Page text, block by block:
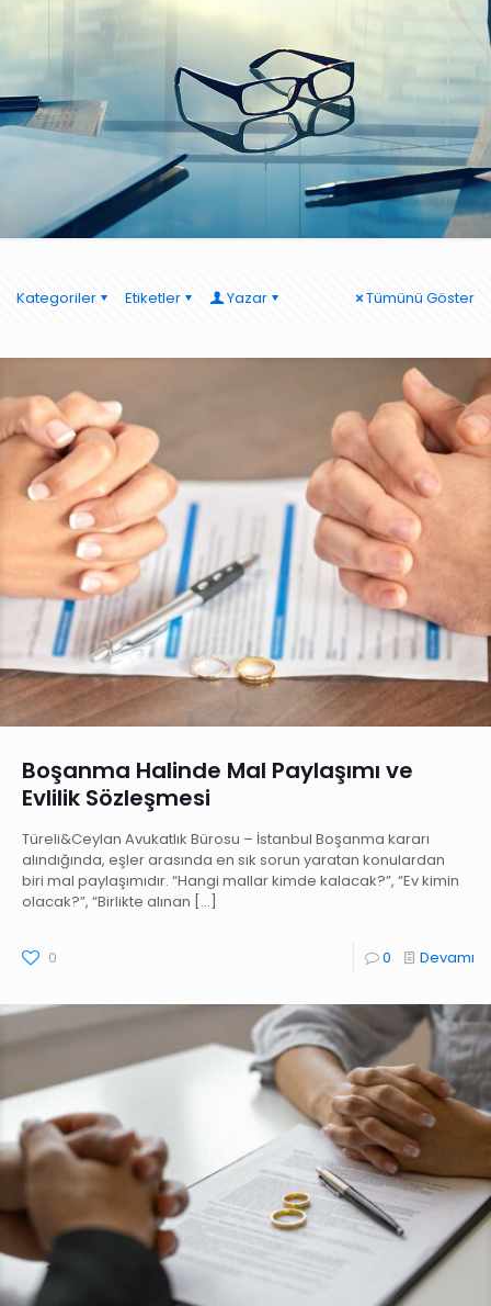
Kategoriler Etiketler Yazar Tümünü Göster
Boşanma Halinde Mal Paylaşımı ve
Evlilik Sözleşmesi
Türeli&Ceylan Avukatlık Bürosu – İstanbul Boşanma kararı
alındığında, eşler arasında en sık sorun yaratan konulardan
biri mal paylaşımıdır. “Hangi mallar kimde kalacak?”, “Ev kimin
olacak?”, “Birlikte alınan […]
0 0 Devamı